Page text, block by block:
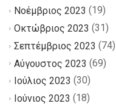
Νοέμβριος 2023 (19)
Οκτώβριος 2023 (31)
Σεπτέμβριος 2023 (74)
Αύγουστος 2023 (69)
Ιούλιος 2023 (30)
Ιούνιος 2023 (18)